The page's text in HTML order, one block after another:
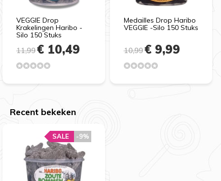
VEGGIE Drop
Krakelingen Haribo -
Silo 150 Stuks
11,99€ 10,49
Medailles Drop Haribo
VEGGIE -Silo 150 Stuks
10,99€ 9,99
Recent bekeken
-9%
SALE